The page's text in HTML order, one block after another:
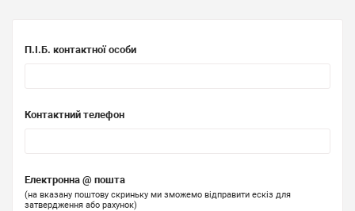
П.І.Б. контактної особи
Контактний телефон
Електронна @ пошта
(на вказану поштову скриньку ми зможемо відправити ескіз для
затвердження або рахунок)